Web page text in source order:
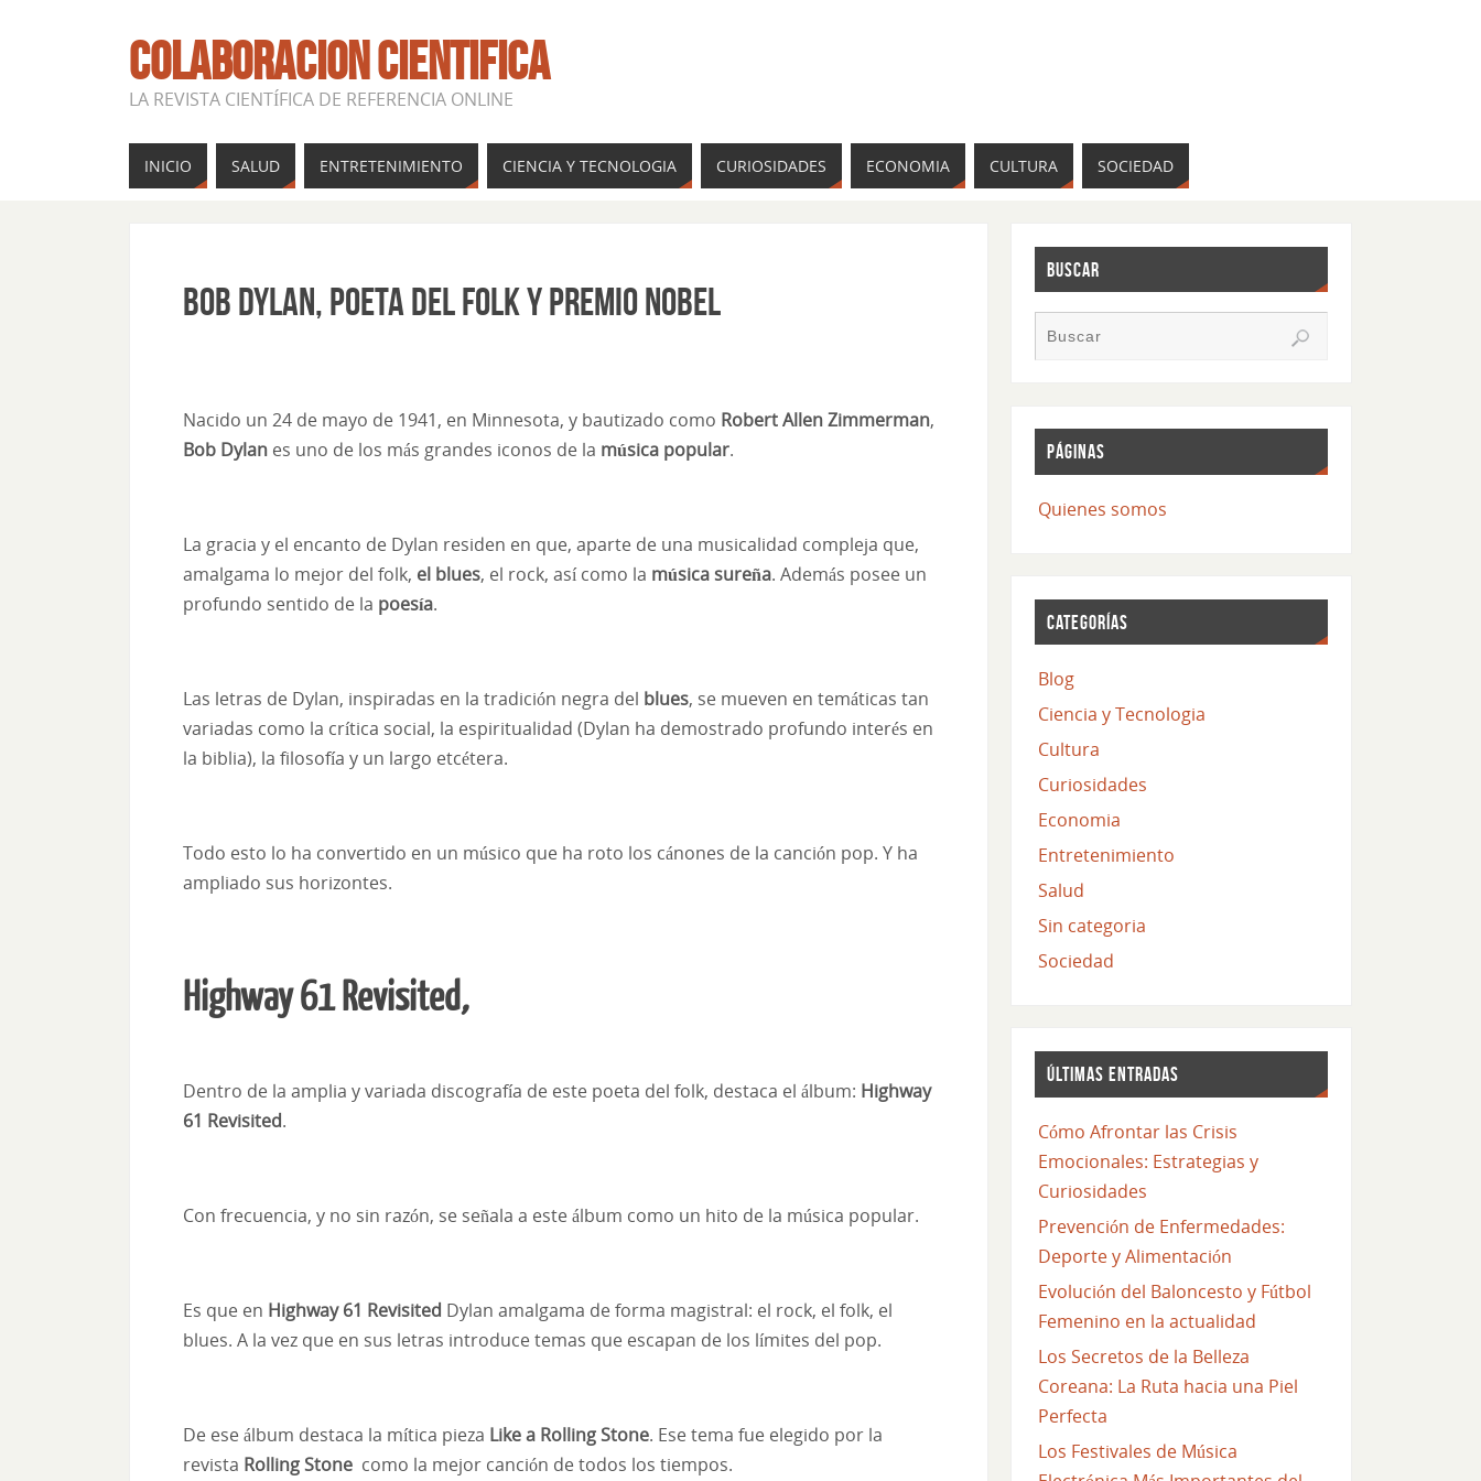
COLABORACION CIENTIFICA
LA REVISTA CIENTÍFICA DE REFERENCIA ONLINE
INICIO SALUD ENTRETENIMIENTO CIENCIA Y TECNOLOGIA CURIOSIDADES ECONOMIA CULTURA SOCIEDAD
Bob Dylan, poeta del folk y premio Nobel
Nacido un 24 de mayo de 1941, en Minnesota, y bautizado como Robert Allen Zimmerman,
Bob Dylan es uno de los más grandes iconos de la música popular.
La gracia y el encanto de Dylan residen en que, aparte de una musicalidad compleja que,
amalgama lo mejor del folk, el blues, el rock, así como la música sureña. Además posee un
profundo sentido de la poesía.
Las letras de Dylan, inspiradas en la tradición negra del blues, se mueven en temáticas tan
variadas como la crítica social, la espiritualidad (Dylan ha demostrado profundo interés en
la biblia), la filosofía y un largo etcétera.
Todo esto lo ha convertido en un músico que ha roto los cánones de la canción pop. Y ha
ampliado sus horizontes.
Highway 61 Revisited,
Dentro de la amplia y variada discografía de este poeta del folk, destaca el álbum: Highway
61 Revisited.
Con frecuencia, y no sin razón, se señala a este álbum como un hito de la música popular.
Es que en Highway 61 Revisited Dylan amalgama de forma magistral: el rock, el folk, el
blues. A la vez que en sus letras introduce temas que escapan de los límites del pop.
De ese álbum destaca la mítica pieza Like a Rolling Stone. Ese tema fue elegido por la
revista Rolling Stone como la mejor canción de todos los tiempos.
BUSCAR
PÁGINAS
Quienes somos
CATEGORÍAS
Blog
Ciencia y Tecnologia
Cultura
Curiosidades
Economia
Entretenimiento
Salud
Sin categoria
Sociedad
ÚLTIMAS ENTRADAS
Cómo Afrontar las Crisis
Emocionales: Estrategias y
Curiosidades
Prevención de Enfermedades:
Deporte y Alimentación
Evolución del Baloncesto y Fútbol
Femenino en la actualidad
Los Secretos de la Belleza
Coreana: La Ruta hacia una Piel
Perfecta
Los Festivales de Música